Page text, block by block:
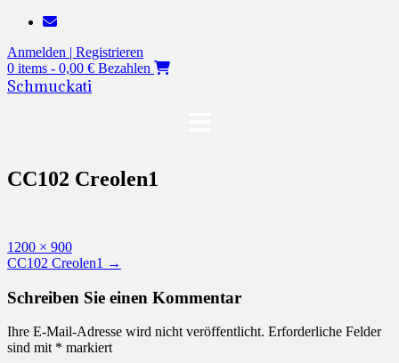
Zum
springen
Anmelden | Registrieren
0 items - 0,00 € Bezahlen
Schmuckati
CC102 Creolen1
Originalgröße
1200 × 900
Beitragsnavigation
CC102 Creolen1 →
Schreiben Sie einen Kommentar
Ihre E-Mail-Adresse wird nicht veröffentlicht. Erforderliche Felder
sind mit * markiert